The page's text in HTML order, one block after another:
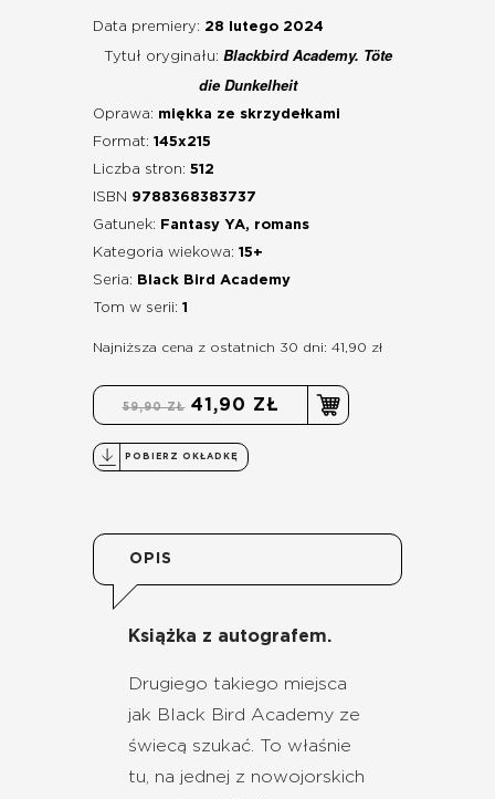
Data premiery: 28 lutego 2024
Tytuł oryginału: Blackbird Academy. Töte
die Dunkelheit
Oprawa: miękka ze skrzydełkami
Format: 145x215
Liczba stron: 512
ISBN 9788368383737
Gatunek:
Fantasy YA, romans
Kategoria wiekowa: 15+
Seria:
Black Bird Academy
Tom w serii: 1
Najniższa cena z ostatnich 30 dni: 41,90 zł
59,90 ZŁ 41,90 ZŁ
POBIERZ OKŁADKĘ
OPIS
Książka z autografem.
Drugiego takiego miejsca
jak Black Bird Academy ze
świecą szukać. To właśnie
tu, na jednej z nowojorskich